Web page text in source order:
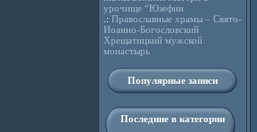
урочище “Юзефин
.: Православные храмы – Свято-
Иоанно-Богословский
Хрещатицкий мужской
монастырь
Популярные записи
Последние в категории